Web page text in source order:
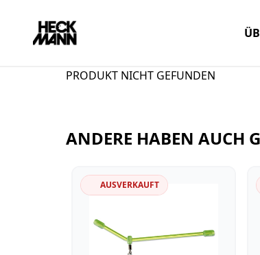
PRODUKT NICHT GEFUNDEN
ANDERE HABEN AUCH
AUSVERKAUFT